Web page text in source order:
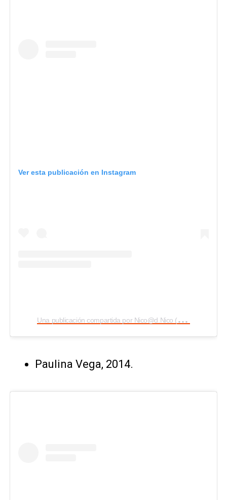
Ver esta publicación en Instagram
Una publicación compartida por Nico@d.Nico (@d_n.i.c.o)
Paulina Vega, 2014.